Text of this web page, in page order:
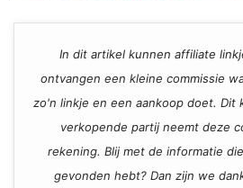
In dit artikel kunnen affiliate
ontvangen een kleine commissie
zo'n linkje en een aankoop doet. Dit
verkopende partij neemt deze
rekening. Blij met de informatie
gevonden hebt? Dan zijn we